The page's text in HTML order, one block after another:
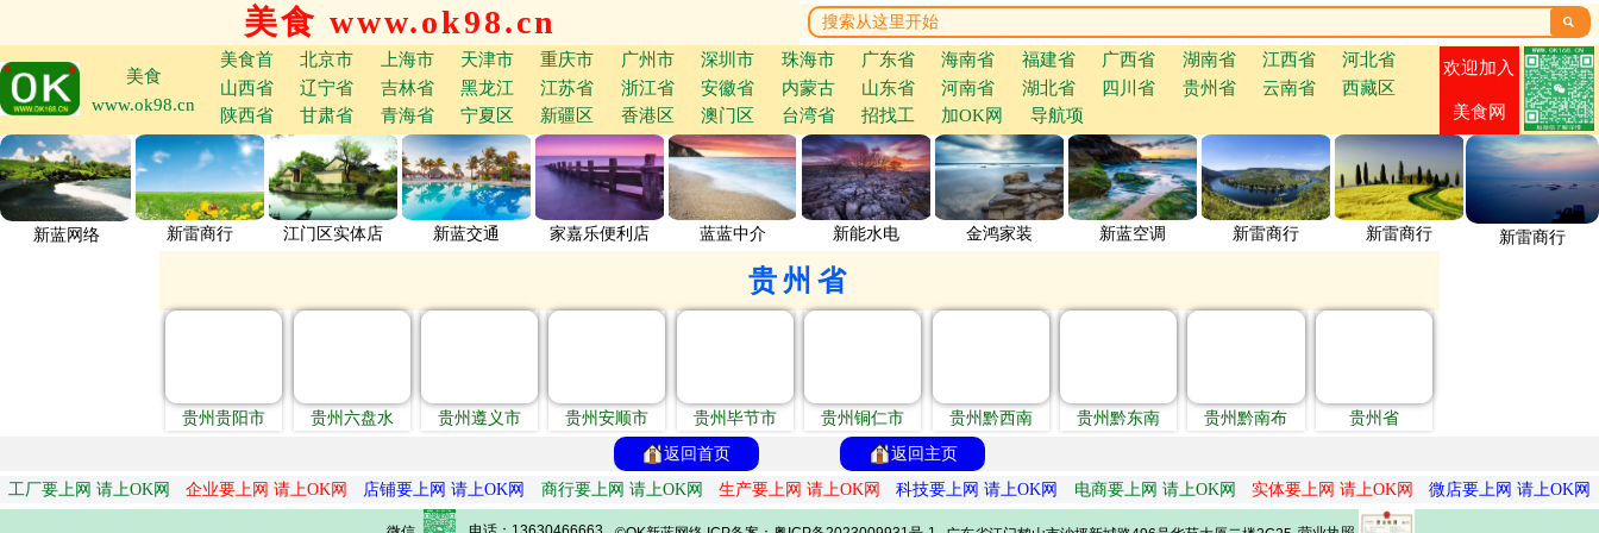
美食 www.ok98.cn 
美食
www.ok98.cn
美食首 北京市 上海市 天津市 重庆市 广州市 深圳市 珠海市 广东省 海南省 福建省 广西省 湖南省 江西省
河北省
山西省
辽宁省 吉林省 黑龙江 江苏省 浙江省 安徽省 内蒙古 山东省 河南省 湖北省 四川省 贵州省 云南省
西藏区
陕西省
甘肃省 青海省 宁夏区 新疆区 香港区 澳门区 台湾省 招找工 加OK网 导航项
欢迎加入
美食网
新蓝网络 新雷商行 江门区实体店 新蓝交通 家嘉乐便利店 蓝蓝中介 新能水电 金鸿家装 新蓝空调 新雷商行 新雷商行 新雷商行
贵州省
贵州贵阳市 贵州六盘水 贵州遵义市 贵州安顺市 贵州毕节市 贵州铜仁市 贵州黔西南 贵州黔东南 贵州黔南布
贵州省
返回首页
返回主页
工厂要上网 请上OK网
企业要上网 请上OK网 店铺要上网 请上OK网 商行要上网 请上OK网 生产要上网 请上OK网 科技要上网 请上OK网 电商要上网 请上OK网 实体要上网 请上OK网 微店要上网 请上OK网